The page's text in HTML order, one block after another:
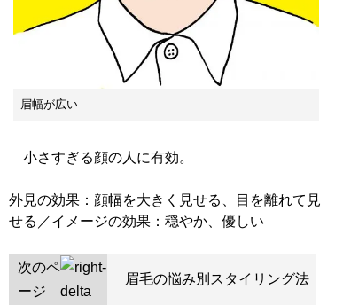
眉幅が広い
小さすぎる顔の人に有効。
外見の効果：顔幅を大きく見せる、目を離れて見
せる／イメージの効果：穏やか、優しい
次のペ
ージ
眉毛の悩み別スタイリング法